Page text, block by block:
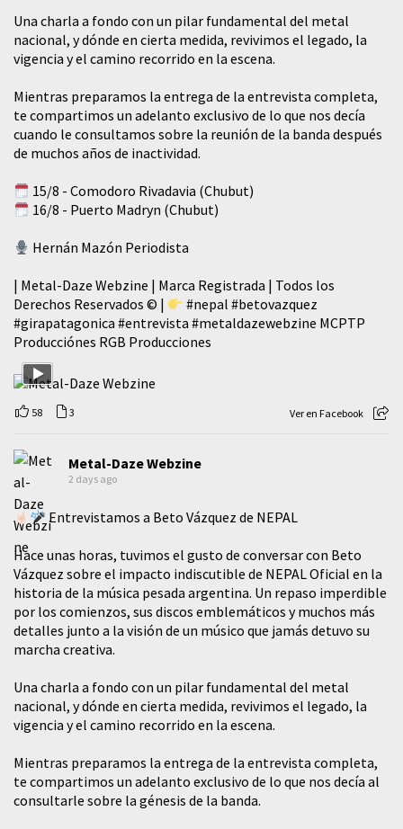
​Una charla a fondo con un pilar fundamental del metal
nacional, y dónde en cierta medida, revivimos el legado, la
vigencia y el camino recorrido en la escena.
Mientras preparamos la entrega de la entrevista completa,
te compartimos un adelanto exclusivo de lo que nos decía
cuando le consultamos sobre la reunión de la banda después
de muchos años de inactividad.
15/8 - Comodoro Rivadavia (Chubut)
16/8 - Puerto Madryn (Chubut)
Hernán Mazón Periodista
| Metal-Daze Webzine | Marca Registrada | Todos los
Derechos Reservados © |
#nepal #betovazquez
#girapatagonica #entrevista #metaldazewebzine MCPTP
Producciónes RGB Producciones
58 3 Ver en Facebook
Metal-Daze Webzine
2 days ago
Entrevistamos a Beto Vázquez de NEPAL
Hace unas horas, tuvimos el gusto de conversar con Beto
Vázquez sobre el impacto indiscutible de NEPAL Oficial en la
historia de la música pesada argentina. Un repaso imperdible
por los comienzos, sus discos emblemáticos y muchos más
detalles junto a la visión de un músico que jamás detuvo su
marcha creativa.
​Una charla a fondo con un pilar fundamental del metal
nacional, y dónde en cierta medida, revivimos el legado, la
vigencia y el camino recorrido en la escena.
Mientras preparamos la entrega de la entrevista completa,
te compartimos un adelanto exclusivo de lo que nos decía al
consultarle sobre la génesis de la banda.